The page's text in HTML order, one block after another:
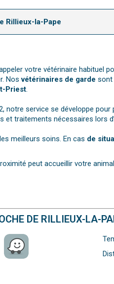
Rillieux-la-Pape
votre vétérinaire habituel
Nosvétérinaires de garde sont
Priest.
service se développe
traitements nécessaires lors
meilleurs soins. En cas de
peut accueillir votre
DE RILLIEUX-LA-